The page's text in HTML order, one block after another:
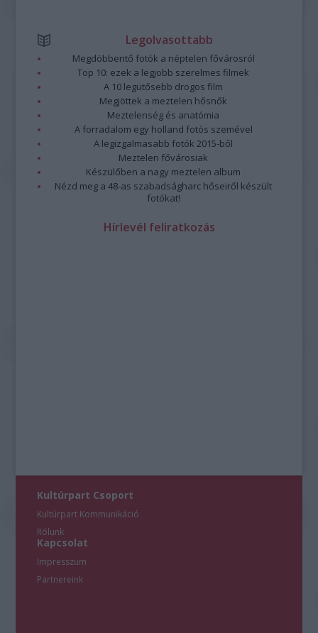
Legolvasottabb
Megdöbbentő fotók a néptelen fővárosról
Top 10: ezek a legjobb szerelmes filmek
A 10 legütősebb drogos film
Megjöttek a meztelen hősnők
Meztelenség és anatómia
A forradalom egy holland fotós szemével
A legizgalmasabb fotók 2015-ből
Meztelen fővárosiak
Készülőben a nagy meztelen album
Nézd meg a 48-as szabadságharc hőseiről készült
fotókat!
Hírlevél feliratkozás
Kultúrpart Csoport
Kultúrpart Kommunikáció
Rólunk
Kapcsolat
Impresszum
Partnereink